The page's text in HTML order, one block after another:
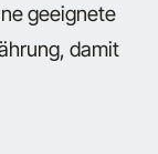
geeignete
damit